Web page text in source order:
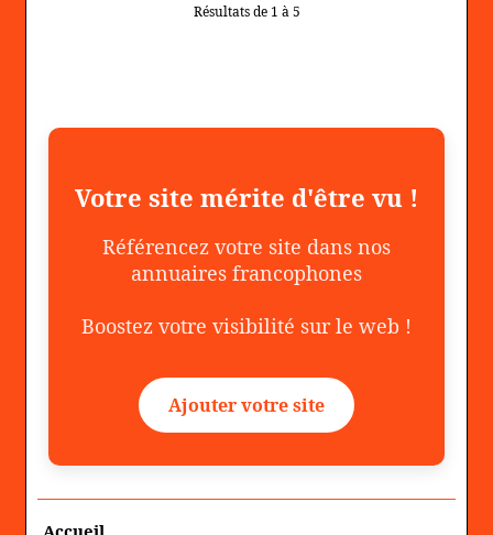
Résultats de 1 à 5
Votre site mérite d'être vu !
Référencez votre site dans nos
annuaires francophones
Boostez votre visibilité sur le web !
Ajouter votre site
Accueil